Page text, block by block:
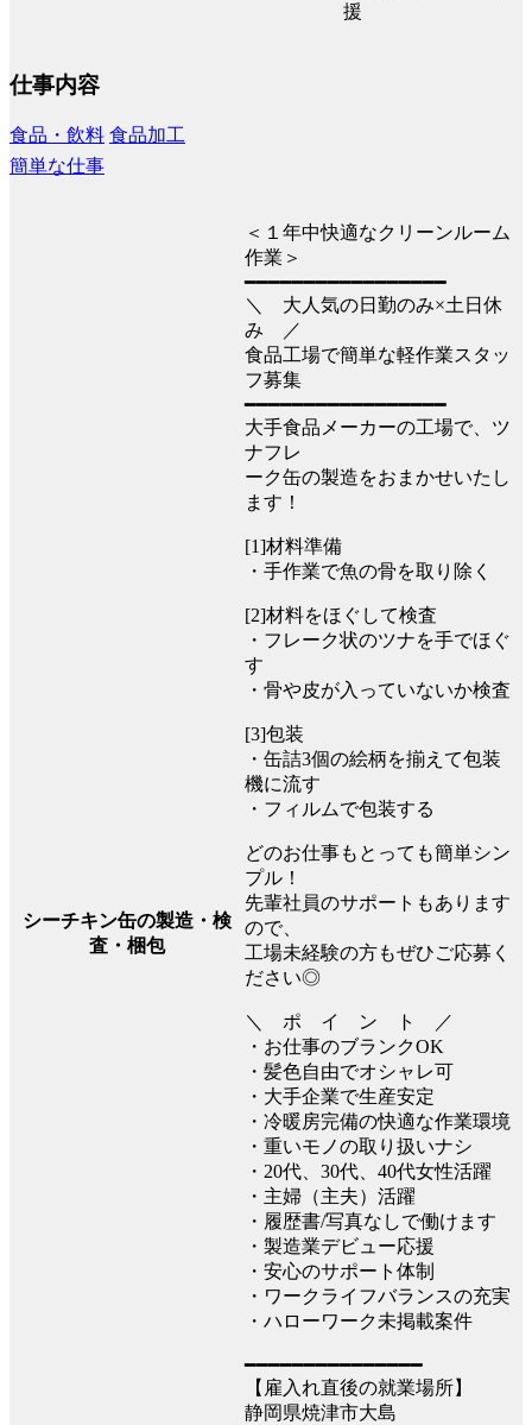
援
仕事内容
食品・飲料 食品加工
簡単な仕事
シーチキン缶の製造・検
査・梱包
＜１年中快適なクリーンルーム
作業＞
━━━━━━━━━━━━━━━━━
＼ 大人気の日勤のみ×土日休
み ／
食品工場で簡単な軽作業スタッ
フ募集
━━━━━━━━━━━━━━━━━
大手食品メーカーの工場で、ツ
ナフレ
ーク缶の製造をおまかせいたし
ます！
[1]材料準備
・手作業で魚の骨を取り除く
[2]材料をほぐして検査
・フレーク状のツナを手でほぐ
す
・骨や皮が入っていないか検査
[3]包装
・缶詰3個の絵柄を揃えて包装
機に流す
・フィルムで包装する
どのお仕事もとっても簡単シン
プル！
先輩社員のサポートもあります
ので、
工場未経験の方もぜひご応募く
ださい◎
＼ ポ イ ン ト ／
・お仕事のブランクOK
・髪色自由でオシャレ可
・大手企業で生産安定
・冷暖房完備の快適な作業環境
・重いモノの取り扱いナシ
・20代、30代、40代女性活躍
・主婦（主夫）活躍
・履歴書/写真なしで働けます
・製造業デビュー応援
・安心のサポート体制
・ワークライフバランスの充実
・ハローワーク未掲載案件
━━━━━━━━━━━━━━━
【雇入れ直後の就業場所】
静岡県焼津市大島